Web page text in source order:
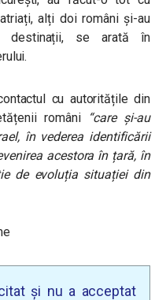
alți doi români și-au
destinații, se arată în
cu autoritățile din
români
“care și-au
în vederea identificării
acestora în țară, în
de evoluția situației din
și nu a acceptat